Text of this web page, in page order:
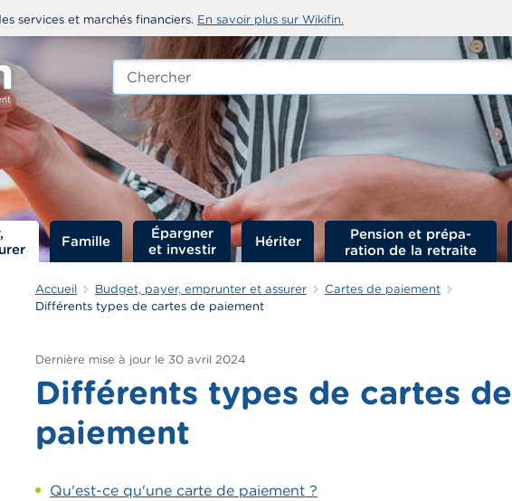
services et marchés financiers. En savoir plus sur Wikifin.
Chercher
edit-
Famille
Épargner
et investir
Hériter
Accueil Budget, payer, emprunter et assurer
Cartes de paiement
Différents types de cartes de paiement
Dernière mise à jour le 30 avril 2024
Différents types de cartes de
paiement
Qu'est-ce qu'une carte de paiement ?